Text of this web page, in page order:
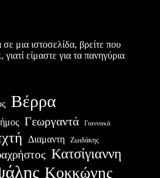
μια ιστοσελίδα, βρείτε που
γιατί είμαστε για τα πανηγύρια
Βέρρα
Γεωργαντά Γιαννακά
Διαμαντη Ζωιδάκης
Κατσίγιαννη
Κοκκώνης